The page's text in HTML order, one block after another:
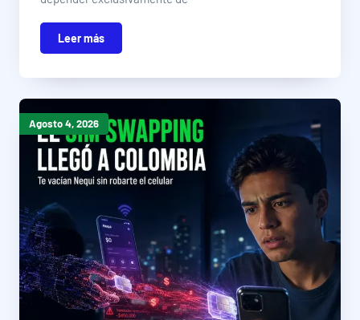
Leer más
Agosto 4, 2026